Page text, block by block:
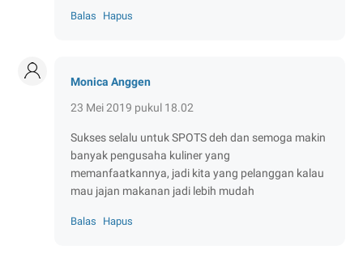
Balas Hapus
Monica Anggen
23 Mei 2019 pukul 18.02
Sukses selalu untuk SPOTS deh dan semoga makin
banyak pengusaha kuliner yang
memanfaatkannya, jadi kita yang pelanggan kalau
mau jajan makanan jadi lebih mudah
Balas Hapus